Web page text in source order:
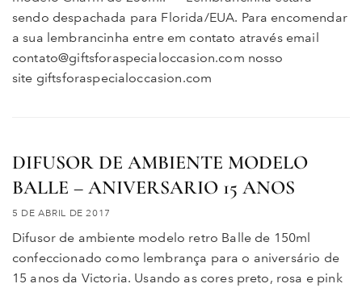
sendo despachada para Florida/EUA. Para encomendar
a sua lembrancinha entre em contato através email
contato@giftsforaspecialoccasion.com nosso
site giftsforaspecialoccasion.com
DIFUSOR DE AMBIENTE MODELO
BALLE – ANIVERSARIO 15 ANOS
5 DE ABRIL DE 2017
Difusor de ambiente modelo retro Balle de 150ml
confeccionado como lembrança para o aniversário de
15 anos da Victoria. Usando as cores preto, rosa e pink